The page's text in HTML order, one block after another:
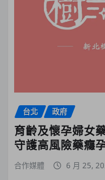
台北 政府
育齡及懷孕婦女
守護高風險藥癮
合作媒體 6 月 25,